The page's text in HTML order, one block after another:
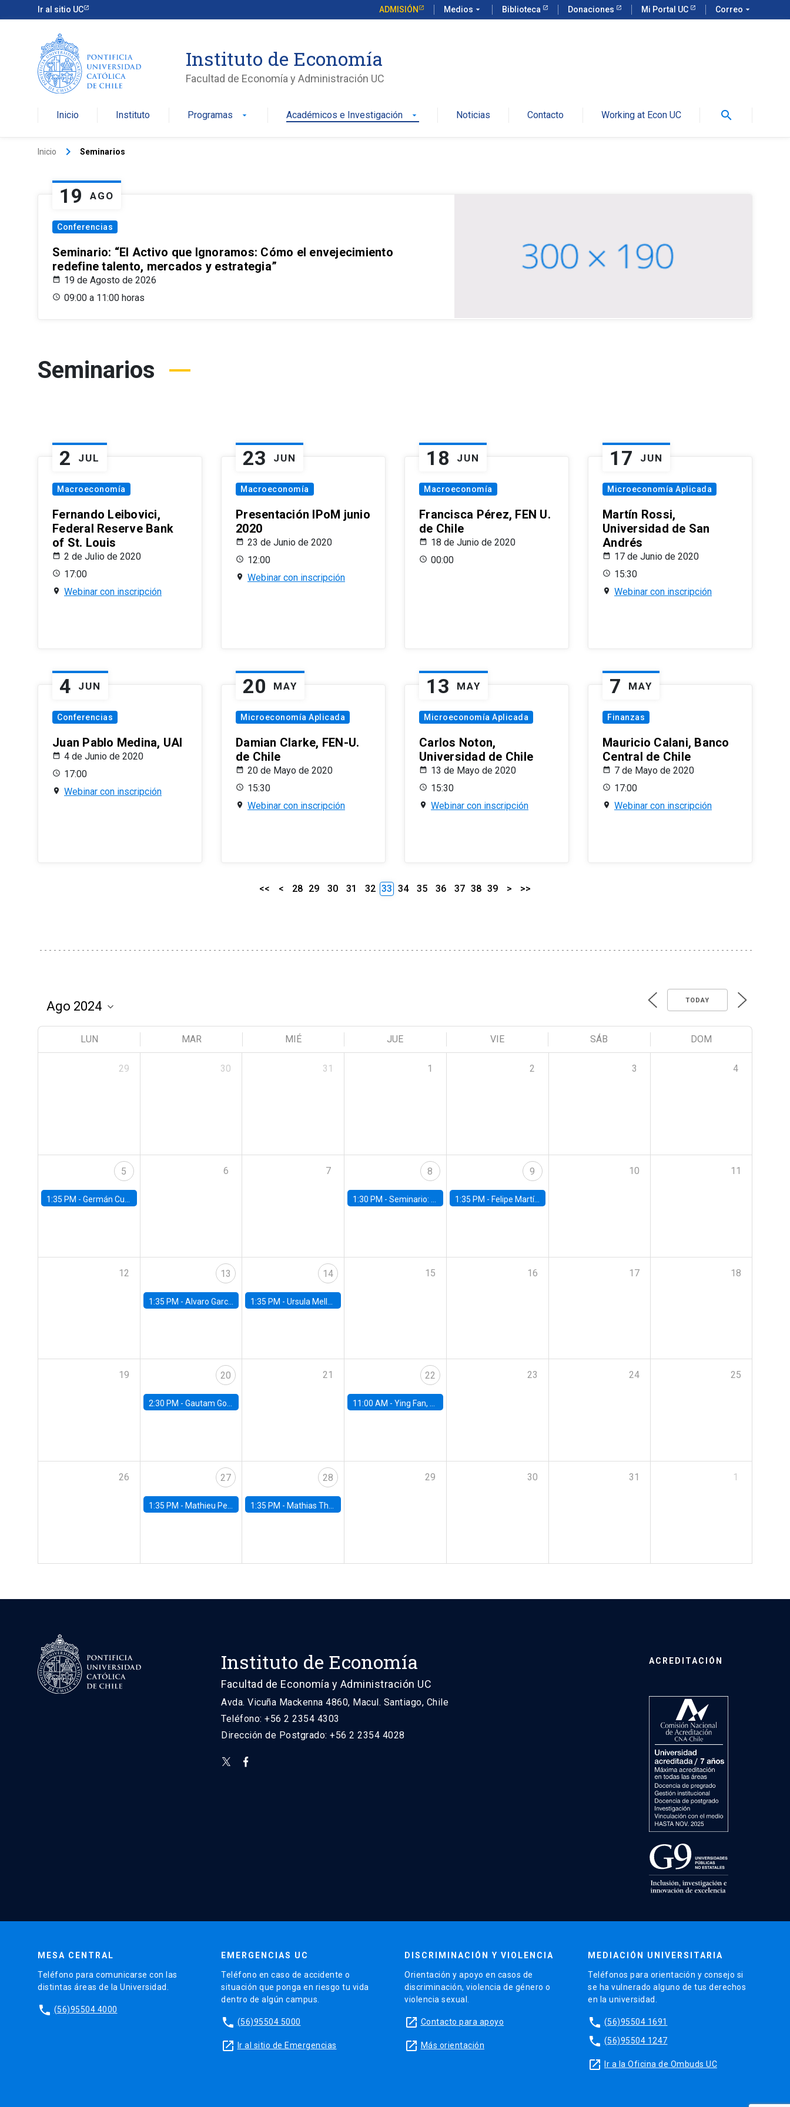
Ir al sitio UC ADMISIÓN Medios arrow_drop_down Biblioteca Donaciones Mi Portal UC Correo arrow_drop_down
Instituto de Economía
Facultad de Economía y Administración UC
Inicio Instituto Programas arrow_drop_down Académicos e Investigación arrow_drop_down Noticias Contacto Working at Econ UC search
Inicio keyboard_arrow_right Seminarios
19 AGO
Conferencias
Seminario: “El Activo que Ignoramos: Cómo el envejecimiento
redefine talento, mercados y estrategia”
19 de Agosto de 2026
09:00 a 11:00 horas
Seminarios
2 JUL
Macroeconomía
Fernando Leibovici,
Federal Reserve Bank
of St. Louis
2 de Julio de 2020
17:00
Webinar con inscripción
23 JUN
Macroeconomía
Presentación IPoM junio
2020
23 de Junio de 2020
12:00
Webinar con inscripción
18 JUN
Macroeconomía
Francisca Pérez, FEN U.
de Chile
18 de Junio de 2020
00:00
17 JUN
Microeconomía Aplicada
Martín Rossi,
Universidad de San
Andrés
17 de Junio de 2020
15:30
Webinar con inscripción
4 JUN
Conferencias
Juan Pablo Medina, UAI
4 de Junio de 2020
17:00
Webinar con inscripción
20 MAY
Microeconomía Aplicada
Damian Clarke, FEN-U.
de Chile
20 de Mayo de 2020
15:30
Webinar con inscripción
13 MAY
Microeconomía Aplicada
Carlos Noton,
Universidad de Chile
13 de Mayo de 2020
15:30
Webinar con inscripción
7 MAY
Finanzas
Mauricio Calani, Banco
Central de Chile
7 de Mayo de 2020
17:00
Webinar con inscripción
<< < 28 29 30 31 32 33 34 35 36 37 38 39 > >>
TODAY
LUN MAR MIÉ JUE VIE SÁB DOM
29 30 31 1 2 3 4
5
1:35 PM - Germán Cubas, University of Houston
6 7 8
1:30 PM -Seminario: “Recuperando la humanidad para progresar en la era de la IA»
9
1:35 PM - Felipe Martínez, alumno Doctorado en Economía UC
10 11
12 13
1:35 PM - Alvaro Garcia-Marin, Universidad de Los Andes
14
1:35 PM -Ursula Mello, Insper - Institute of Education and Research
15 16 17 18
19 20
2:30 PM - Gautam Gowrisankaran, Columbia University
21 22
11:00 AM -Ying Fan, University of Michigan
23 24 25
26 27
1:35 PM - Mathieu Pedemonte, IDB
28
1:35 PM - Mathias Thoenig, University of Lausanne
29 30 31 1
Instituto de Economía
Facultad de Economía y Administración UC
Avda. Vicuña Mackenna 4860, Macul. Santiago, Chile
Teléfono: +56 2 2354 4303
Dirección de Postgrado: +56 2 2354 4028
ACREDITACIÓN
MESA CENTRAL
Teléfono para comunicarse con las
distintas áreas de la Universidad.
phone (56)95504 4000
EMERGENCIAS UC
Teléfono en caso de accidente o
situación que ponga en riesgo tu vida
dentro de algún campus.
phone (56)95504 5000
launch Ir al sitio de Emergencias
DISCRIMINACIÓN Y VIOLENCIA
Orientación y apoyo en casos de
discriminación, violencia de género o
violencia sexual.
launch Contacto para apoyo
launch Más orientación
MEDIACIÓN UNIVERSITARIA
Teléfonos para orientación y consejo si
se ha vulnerado alguno de tus derechos
en la universidad.
phone (56)95504 1691
phone (56)95504 1247
launch Ir a la Oficina de Ombuds UC